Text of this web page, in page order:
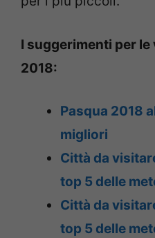
I suggerimenti per le
2018:
Pasqua 2018
migliori
Città da
top 5 delle
Città da
top 5 delle